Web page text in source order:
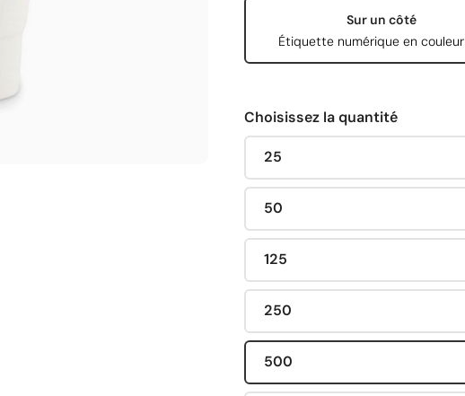
Sur un côté
Étiquette numérique en couleur
Choisissez la quantité
25
50
125
250
500